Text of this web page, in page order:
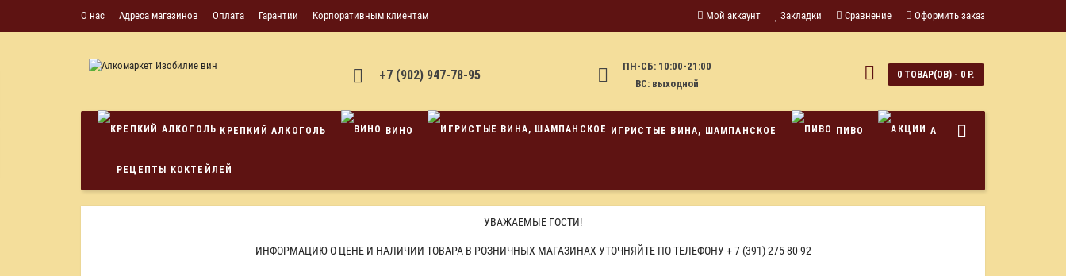
О нас Адреса магазинов Оплата Гарантии Корпоративным клиентам Мой аккаунт Закладки Сравнение Оформить заказ
+7 (902) 947-78-95
ПН-СБ: 10:00-21:00
ВС: выходной
0 ТОВАР(ОВ) - 0 Р.
КРЕПКИЙ АЛКОГОЛЬ ВИНО ИГРИСТЫЕ ВИНА, ШАМПАНСКОЕ ПИВО АКЦИИ
РЕЦЕПТЫ КОКТЕЙЛЕЙ
УВАЖАЕМЫЕ ГОСТИ!
ИНФОРМАЦИЮ О ЦЕНЕ И НАЛИЧИИ ТОВАРА В РОЗНИЧНЫХ МАГАЗИНАХ УТОЧНЯЙТЕ ПО ТЕЛЕФОНУ + 7 (391) 275-80-92